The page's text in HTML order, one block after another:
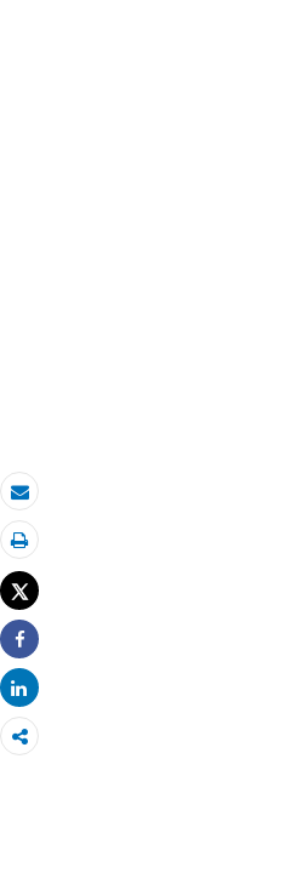
Email
Imprimir
Tweet
Share
Share